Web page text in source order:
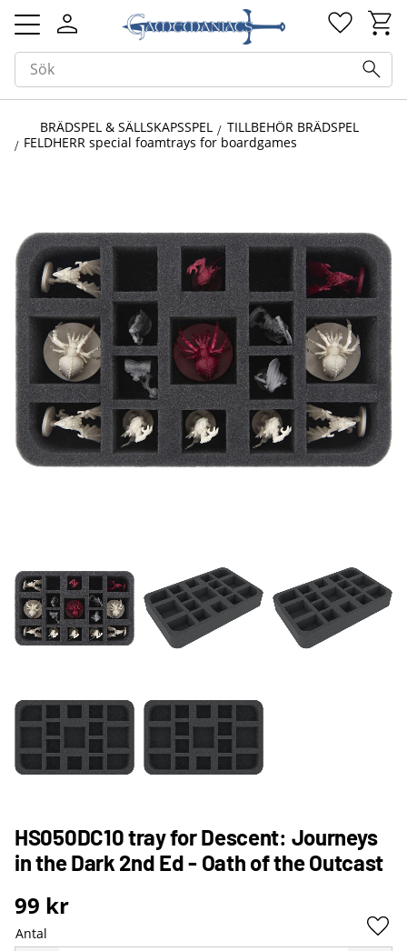
Meny
BRÄDSPEL & SÄLLSKAPSSPEL
TILLBEHÖR BRÄDSPEL
FELDHERR special foamtrays for boardgames
HS050DC10 tray for Descent: Journeys
in the Dark 2nd Ed - Oath of the Outcast
99 kr
Antal